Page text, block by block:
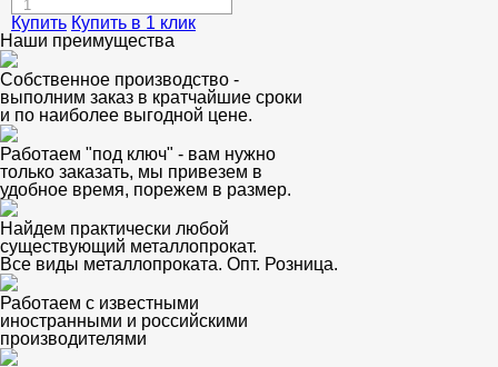
Купить Купить в 1 клик
Наши преимущества
Собственное производство -
выполним заказ в кратчайшие сроки
и по наиболее выгодной цене.
Работаем "под ключ" - вам нужно
только заказать, мы привезем в
удобное время, порежем в размер.
Найдем практически любой
существующий металлопрокат.
Все виды металлопроката. Опт. Розница.
Работаем с известными
иностранными и российскими
производителями